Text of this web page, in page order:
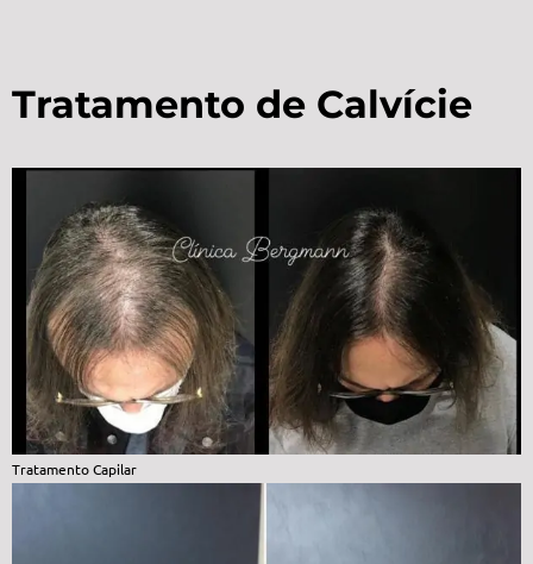
Tratamento de Calvície
Tratamento Capilar